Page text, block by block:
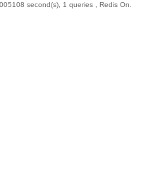
second(s), 1 queries , Redis On.